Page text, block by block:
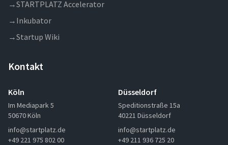
→STARTPLATZ Accelerator
→ Inkubator
→Startup Wiki
Kontakt
Köln
Im Mediapark 5
50670 Köln
info@startplatz.de
+49 221 975 802 00
Düsseldorf
Speditionstraße 15a
40221 Düsseldorf
info@startplatz.de
+49 211 936 725 20